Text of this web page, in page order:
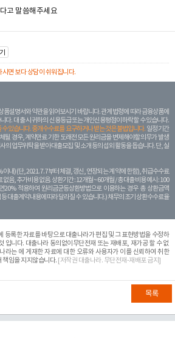
고 말씀해주세요
면 보다 상담이 쉬워집니다.
품설명서와 약관을 읽어보시기 바랍니다. 관계 법령에 따라 금융상품에
다. 대 출 시 귀하의 신용등급 또는 개인신용평점이 하락할 수 있습니다.
있습니다. 중개수수료를 요구하거나 받는 것은 불법입니다. 일정 기간
될 경우, 계약만료 기한 도래전 모든 원리금을 변제해야할 의무가 발생
의 업무위탁을 받아 대출모집 및 소개 등의 섭외 활동을 돕습니다. 단, 실
내) (단, 2021. 7. 7부터 체결, 갱신, 연장되는 계 약에 한함), 취급수수료
음, 추가비용 없음. 상환기간 : 12개월 ~ 60개월 / 총 대출 비용 예시 : 100
20% 적용하여 원리금균등상환방법으로 이용하는 경우 총 상환금액
대출계약 내용에 따라 달라질 수 있습니다.) 채무의 조기 상환수수료율
등록한 자료를 바탕으로 대출나라가 편집 및 그 표현방법을 수정하
입니다. 대출나라 동의없이무단전재 또는 재배포, 재가공 할 수 없
라는 에 게재한 자료에 대한 오류와 사용자가 이를 신뢰하여 취한
책임을 지지않습니다. [저작권 대출나라. 무단전재-재배포 금지]
목록